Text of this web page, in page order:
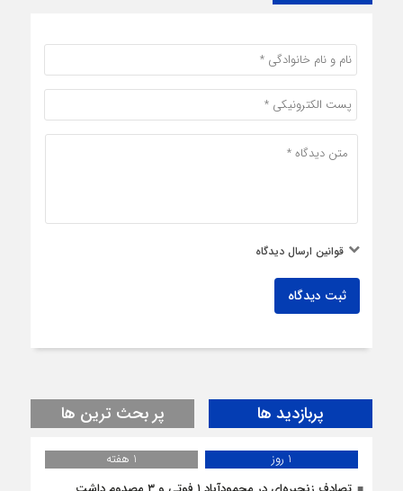
قوانین ارسال دیدگاه
ثبت دیدگاه
پربازدید ها پر بحث ترین ها
1 روز
1 هفته